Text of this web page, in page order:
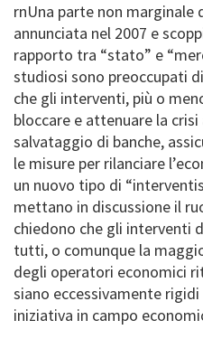
rnUna parte non
annunciata nel 2007 e
rapporto tra “stato” e
studiosi sono preoccupati
che gli interventi, più o
bloccare e attenuare la
salvataggio di banche,
le misure per rilanciare
un nuovo tipo di
mettano in discussione il
chiedono che gli interventi
tutti, o comunque la
degli operatori economici
siano eccessivamente
iniziativa in campo